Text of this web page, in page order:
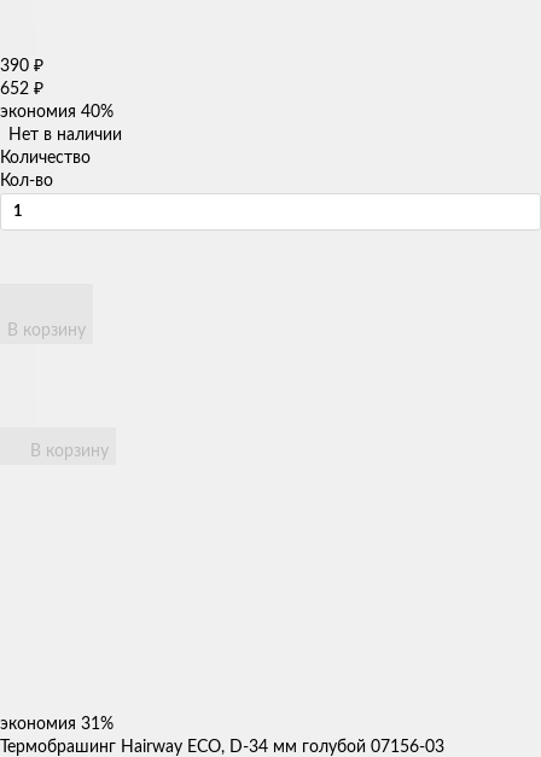
390 ₽
652 ₽
экономия 40%
Нет в наличии
Количество
Кол-во
В корзину
В корзину
экономия 31%
Термобрашинг Hairway ECO, D-34 мм голубой 07156-03